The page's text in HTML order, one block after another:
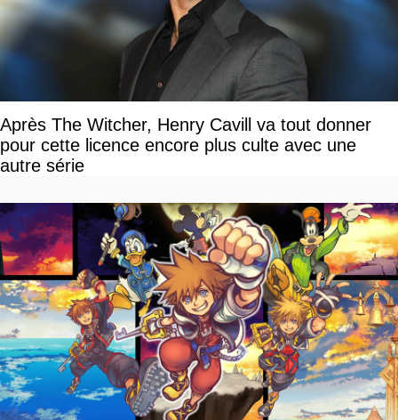
Après The Witcher, Henry Cavill va tout donner
pour cette licence encore plus culte avec une
autre série